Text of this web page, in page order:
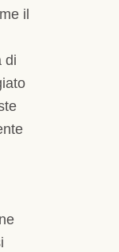
il
di